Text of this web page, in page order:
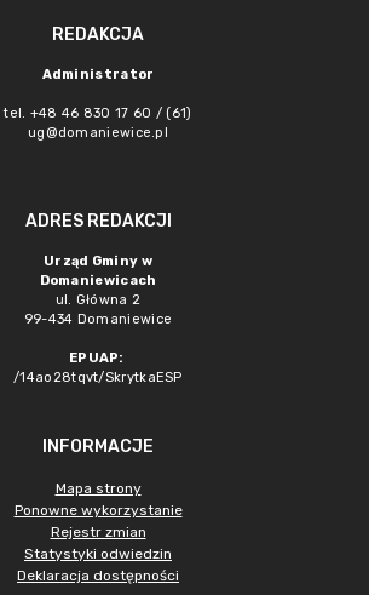
REDAKCJA
Administrator
tel. +48 46 830 17 60 / (61)
ug@domaniewice.pl
ADRES REDAKCJI
Urząd Gminy w
Domaniewicach
ul. Główna 2
99-434 Domaniewice
EPUAP:
/14ao28tqvt/SkrytkaESP
INFORMACJE
Mapa strony
Ponowne wykorzystanie
Rejestr zmian
Statystyki odwiedzin
Deklaracja dostępności